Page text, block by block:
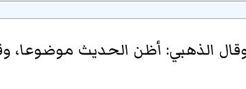
الذهبي: أظن الحديث موضوعا،